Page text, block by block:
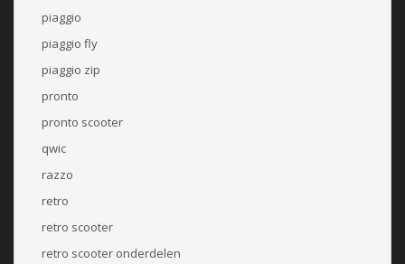
piaggio
piaggio fly
piaggio zip
pronto
pronto scooter
qwic
razzo
retro
retro scooter
retro scooter onderdelen